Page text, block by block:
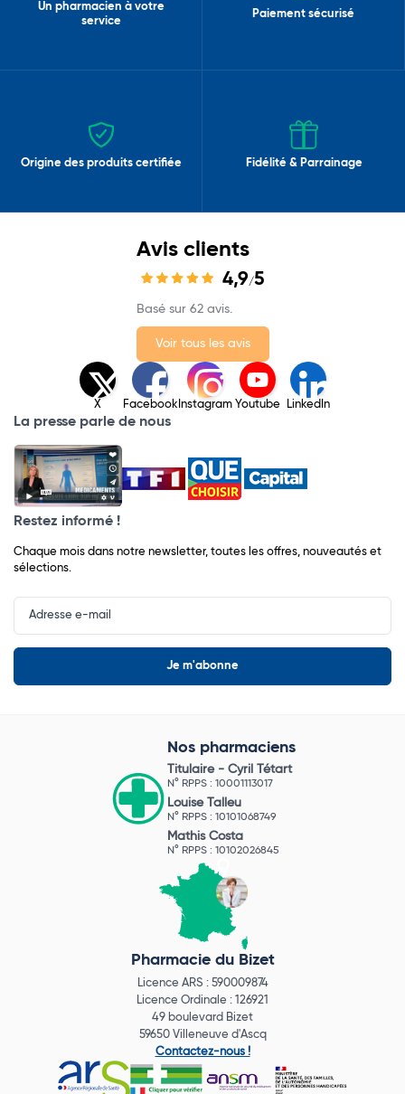
Un pharmacien à votre
service
Paiement sécurisé
Origine des produits certifiée Fidélité & Parrainage
Avis clients
4,9/5
Basé sur 62 avis.
Voir tous les avis
X Facebook Instagram Youtube LinkedIn
La presse parle de nous
Restez informé !
Chaque mois dans notre newsletter, toutes les offres, nouveautés et
sélections.
Input
Newsletter
Nos pharmaciens
Titulaire - Cyril Tétart
N° RPPS : 10001113017
Louise Talleu
N° RPPS : 10101068749
Mathis Costa
N° RPPS : 10102026845
Pharmacie du Bizet
Licence ARS : 590009874
Licence Ordinale : 126921
49 boulevard Bizet
59650 Villeneuve d'Ascq
Contactez-nous !